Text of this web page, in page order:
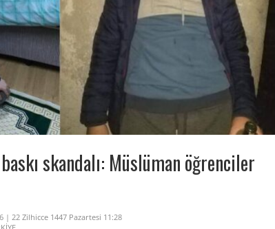
skandalı: Müslüman öğrenciler
| 22 Zilhicce 1447 Pazartesi 11:28